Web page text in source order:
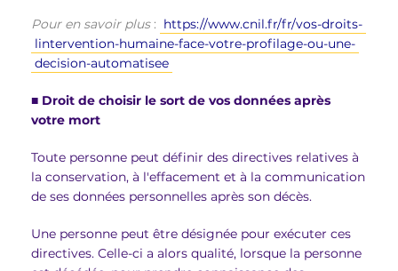
Pour en savoir plus: https://www.cnil.fr/fr/vos-droits-
lintervention-humaine-face-votre-profilage-ou-une-
decision-automatisee
■ Droit de choisir le sort de vos données après
votre mort
Toute personne peut définir des directives relatives à
la conservation, à l'effacement et à la communication
de ses données personnelles après son décès.
Une personne peut être désignée pour exécuter ces
directives. Celle-ci a alors qualité, lorsque la personne